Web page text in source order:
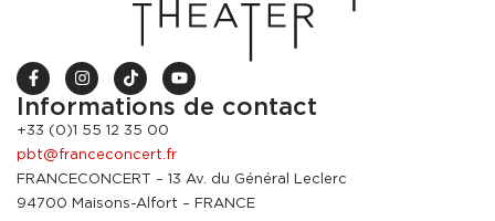
Informations de contact
+33 (0)1 55 12 35 00
pbt@franceconcert.fr
FRANCECONCERT – 13 Av. du Général Leclerc
94700 Maisons-Alfort – FRANCE